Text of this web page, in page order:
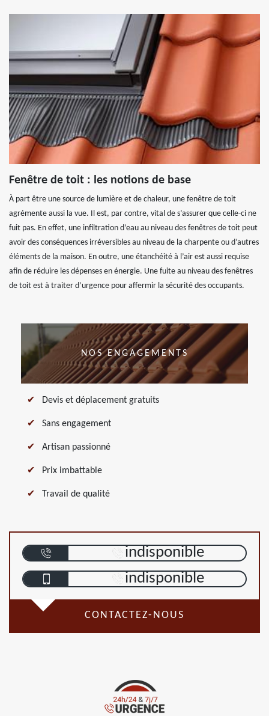
Fenêtre de toit : les notions de base
À part être une source de lumière et de chaleur, une fenêtre de toit
agrémente aussi la vue. Il est, par contre, vital de s’assurer que celle-ci ne
fuit pas. En effet, une infiltration d’eau au niveau des fenêtres de toit peut
avoir des conséquences irréversibles au niveau de la charpente ou d’autres
éléments de la maison. En outre, une étanchéité à l’air est aussi requise
afin de réduire les dépenses en énergie. Une fuite au niveau des fenêtres
de toit est à traiter d’urgence pour affermir la sécurité des occupants.
NOS ENGAGEMENTS
Devis et déplacement gratuits
Sans engagement
Artisan passionné
Prix imbattable
Travail de qualité
indisponible
indisponible
CONTACTEZ-NOUS